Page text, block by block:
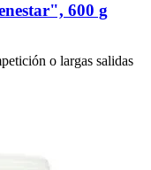
600 g
o largas salidas